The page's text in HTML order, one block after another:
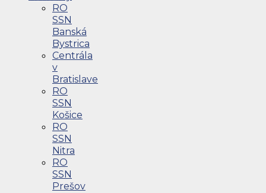
RO
SSN
Banská
Bystrica
Centrála
v
Bratislave
RO
SSN
Košice
RO
SSN
Nitra
RO
SSN
Prešov